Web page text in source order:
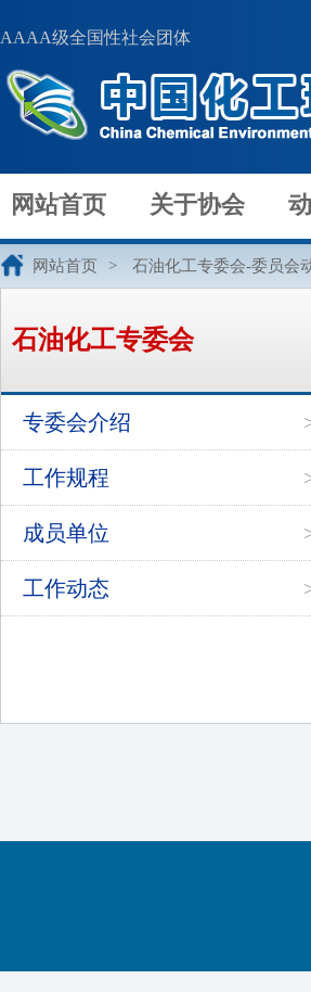
AAAA级全国性社会团体
网站首页 关于协会
网站首页 > 石油化工专委会-委员会
石油化工专委会
专委会介绍
工作规程
成员单位
工作动态